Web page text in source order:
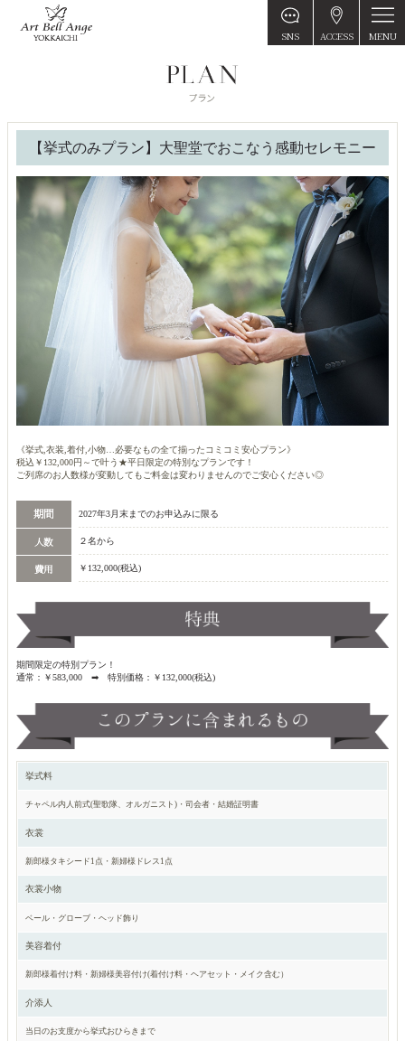
SNS ACCESS MENU
【挙式のみプラン】大聖堂でおこなう感動セレモニー
《挙式,衣装,着付,小物…必要なもの全て揃ったコミコミ安心プラン》
税込￥132,000円～で叶う★平日限定の特別なプランです！
ご列席のお人数様が変動してもご料金は変わりませんのでご安心ください◎
2027年3月末までのお申込みに限る
２名から
￥132,000(税込)
期間限定の特別プラン！
通常：￥583,000 ➡ 特別価格：￥132,000(税込)
挙式料
チャペル内人前式(聖歌隊、オルガニスト)・司会者・結婚証明書
衣裳
新郎様タキシード1点・新婦様ドレス1点
衣裳小物
ベール・グローブ・ヘッド飾り
美容着付
新郎様着付け料・新婦様美容付け(着付け料・ヘアセット・メイク含む）
介添人
当日のお支度から挙式おひらきまで